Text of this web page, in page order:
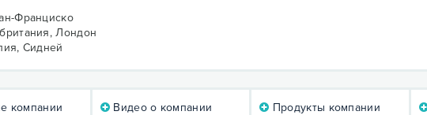
Франциско
Лондон
Сидней
компании Видео о компании Продукты компании